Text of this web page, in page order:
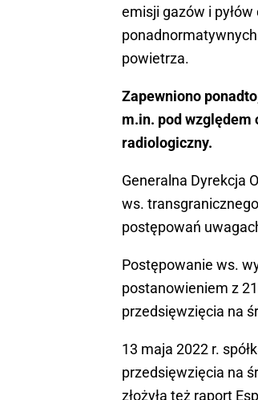
emisji gazów i
powietrza.
Zapewniono
m.in. pod względem
radiologiczny.
Generalna Dyrekcja
ws.
postępowań
Postępowanie ws.
postanowieniem z
przedsięwzięcia na
13 maja 2022 r.
przedsięwzięcia na
złożyła też raport